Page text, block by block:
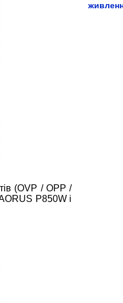
(OVP / OPP /
P850W і